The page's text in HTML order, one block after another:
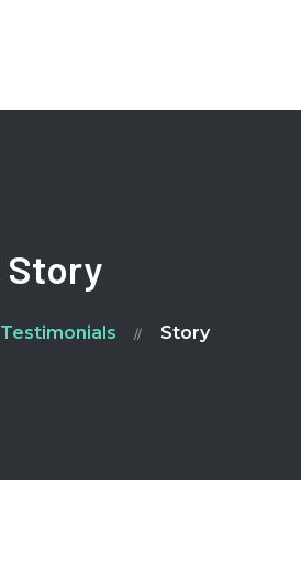
FAQ
Story
Testimonials Story